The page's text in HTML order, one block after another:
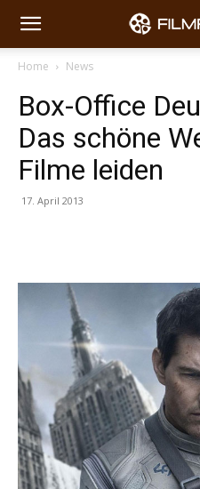
Home News
Box-Office
Das schöne
Filme leiden
17. April 2013